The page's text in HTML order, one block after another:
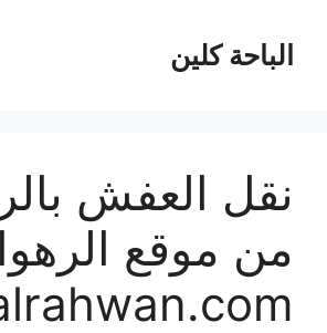
المحتوىالباحة كلين
نقل العفش
من موقع